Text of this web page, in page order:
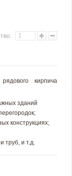
кирпича
зданий
конструкциях;
труб, и т.д.